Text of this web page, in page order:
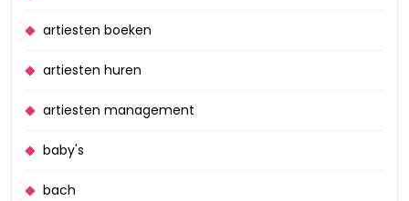
artiesten boeken
artiesten huren
artiesten management
baby's
bach